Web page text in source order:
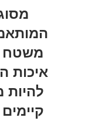
משטח
איכות
להיות